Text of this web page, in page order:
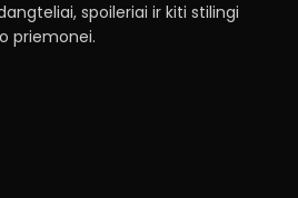
spoileriai ir kiti stilingi
priemonei.